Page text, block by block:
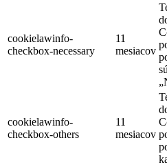
cookielawinfo-
checkbox-necessary
11
mesiacov
cookielawinfo-
checkbox-others
11
mesiacov